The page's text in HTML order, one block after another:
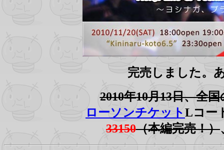
完売しました。
2010年10月13日、全
ローソンチケットLコ
33150（本編完売！）